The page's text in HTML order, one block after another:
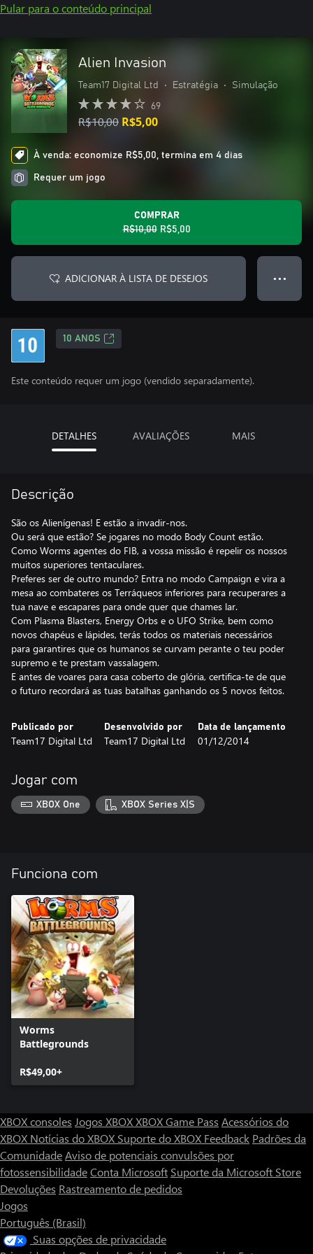
Pular para o conteúdo principal
Alien Invasion
Team17 Digital Ltd • Estratégia • Simulação
69
R$10,00 R$5,00
À venda: economize R$5,00, termina em 4 dias
Requer um jogo
COMPRAR
R$10,00 R$5,00
ADICIONAR À LISTA DE DESEJOS ● ● ●
10 ANOS
Este conteúdo requer um jogo (vendido separadamente).
DETALHES AVALIAÇÕES MAIS
Descrição
São os Alienígenas! E estão a invadir-nos.
Ou será que estão? Se jogares no modo Body Count estão.
Como Worms agentes do FIB, a vossa missão é repelir os nossos
muitos superiores tentaculares.
Preferes ser de outro mundo? Entra no modo Campaign e vira a
mesa ao combateres os Terráqueos inferiores para recuperares a
tua nave e escapares para onde quer que chames lar.
Com Plasma Blasters, Energy Orbs e o UFO Strike, bem como
novos chapéus e lápides, terás todos os materiais necessários
para garantires que os humanos se curvam perante o teu poder
supremo e te prestam vassalagem.
E antes de voares para casa coberto de glória, certifica-te de que
o futuro recordará as tuas batalhas ganhando os 5 novos feitos.
Publicado por
Team17 Digital Ltd
Desenvolvido por
Team17 Digital Ltd
Data de lançamento
01/12/2014
Jogar com
XBOX One XBOX Series X|S
Funciona com
Worms
Battlegrounds
R$49,00+
XBOX consoles Jogos XBOXXBOX Game Pass Acessórios do
XBOX Notícias do XBOX Suporte do XBOX Feedback Padrões da
ComunidadeAviso de potenciais convulsões por
fotossensibilidadeConta Microsoft Suporte da Microsoft Store
Devoluções Rastreamento de pedidos
Jogos
Português (Brasil)
Suas opções de privacidade